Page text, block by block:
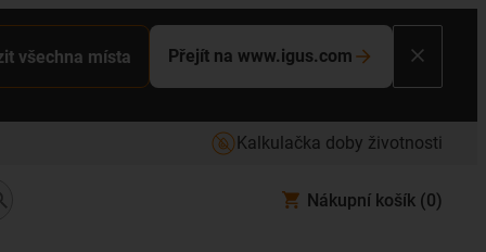
všechna místa Přejít na www.igus.com
Kalkulačka doby životnosti
Nákupní košík (0)